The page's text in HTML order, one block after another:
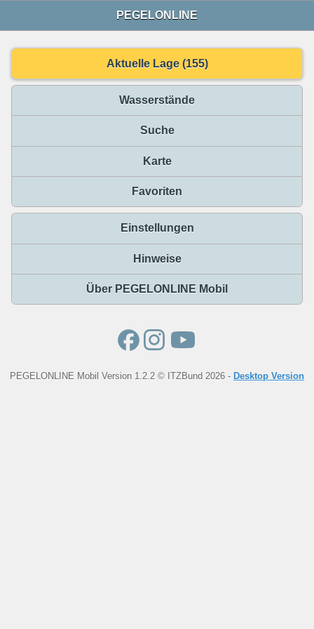
PEGELONLINE
Aktuelle Lage (155)
Wasserstände
Suche
Karte
Favoriten
Einstellungen
Hinweise
Über PEGELONLINE Mobil
PEGELONLINE Mobil Version 1.2.2 © ITZBund 2026 - Desktop Version